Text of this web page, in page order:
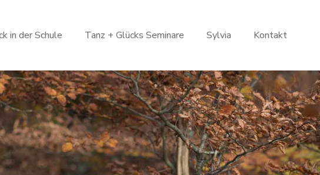
in der Schule Tanz + Glücks Seminare Sylvia Kontakt